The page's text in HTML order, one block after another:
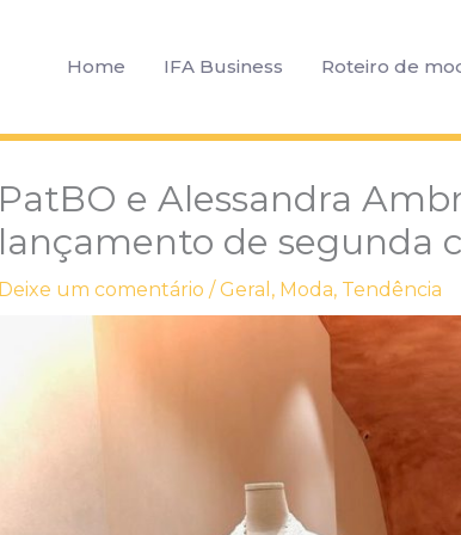
Home IFA Business Roteiro de
PatBO e Alessandra
lançamento de segunda
Deixe um comentário / Geral , Moda, Tendência